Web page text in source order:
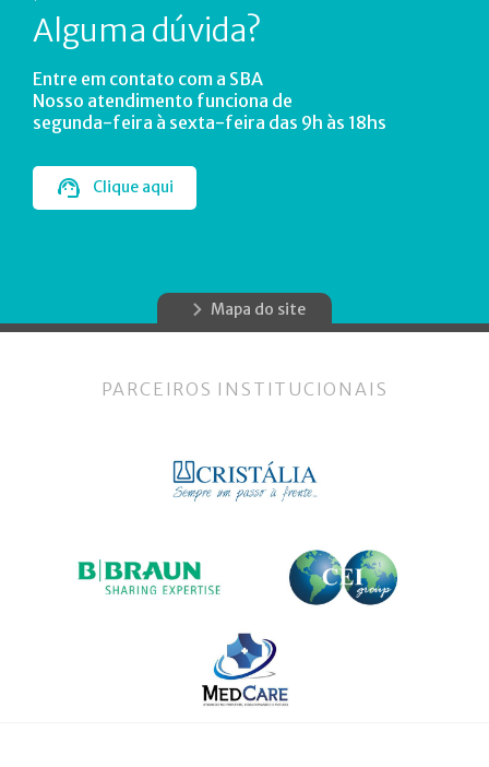
Alguma dúvida?
Entre em contato com a SBA
Nosso atendimento funciona de
segunda-feira à sexta-feira das 9h às 18hs
Clique aqui
Mapa do site
PARCEIROS INSTITUCIONAIS